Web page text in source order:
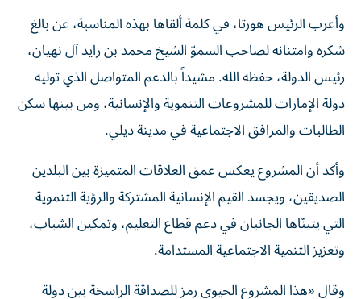
وأعرب الرئيس هورتا، في كلمة ألقاها بهذه المناسبة، عن بالغ
شكره وامتنانه لصاحب السموّ الشيخ محمد بن زايد آل نهيان،
رئيس الدولة، حفظه الله. مشيداً بالدعم المتواصل الذي توليه
دولة الإمارات للمشروعات التنموية والإنسانية، ومن بينها سكن
الطالبات والمرافق الاجتماعية في مدينة ديلي.
وأكد أن المشروع يعكس عمق العلاقات المتميزة بين البلدين
الصديقين، ويجسد القيم الإنسانية المشتركة والرؤية التنموية
التي يتبنّاها الجانبان في دعم قطاع التعليم، وتمكين الشباب،
وتعزيز التنمية الاجتماعية المستدامة.
وقال «هذا المشروع الحيوي رمز للصداقة الراسخة بين دولة